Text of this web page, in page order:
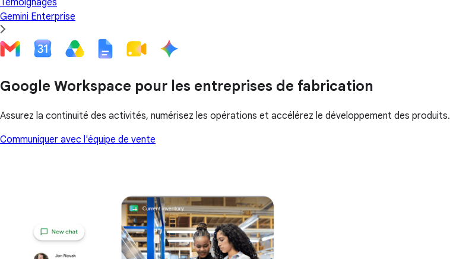
Témoignages
Gemini Enterprise
Google Workspace pour les entreprises de fabrication
Assurez la continuité des activités, numérisez les opérations et accélérez le développement des produits.
Communiquer avec l'équipe de vente